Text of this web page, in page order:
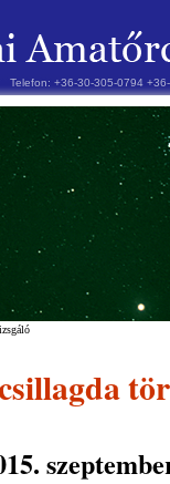
Telefon: +36-30-305-0794